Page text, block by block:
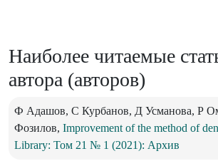
Наиболее читаемые
автора (авторов)
Ф Адашов, С Курбанов, Д Усманова, Р
Фозилов, Improvement of the method of
Library: Том 21 № 1 (2021): Архив